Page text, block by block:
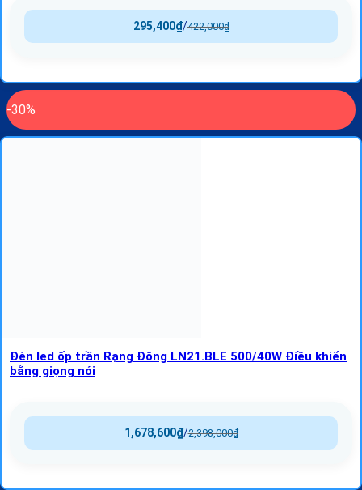
422,000₫
/
295,400₫
-30%
Đèn led ốp trần Rạng Đông LN21.BLE 500/40W Điều khiển
bằng giọng nói
2,398,000₫
/
1,678,600₫